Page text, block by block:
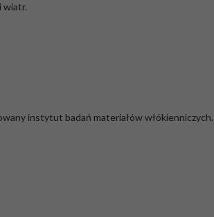
wiatr.
instytut badań materiałów włókienniczych.